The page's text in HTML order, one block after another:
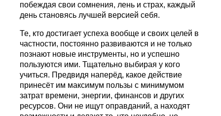
побеждая свои сомнения, лень и страх, каждый
день становясь лучшей версией себя.
Те, кто достигает успеха вообще и своих целей в
частности, постоянно развиваются и не только
познают новые инструменты, но и успешно
пользуются ими. Тщательно выбирая у кого
учиться. Предвидя наперёд, какое действие
принесёт им максимум пользы с минимумом
затрат времени, энергии, финансов и других
ресурсов. Они не ищут оправданий, а находят